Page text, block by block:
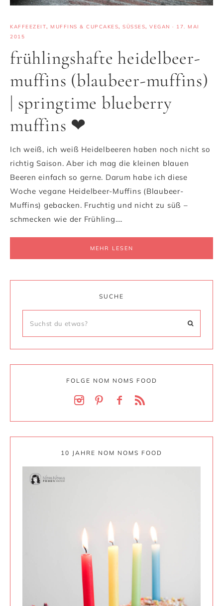
KAFFEEZEIT, MUFFINS & CUPCAKES, SÜSSES , VEGAN · 17. MAI
2015
frühlingshafte heidelbeer-
muffins (blaubeer-muffins)
| springtime blueberry
muffins ❤
Ich weiß, ich weiß Heidelbeeren haben noch nicht so
richtig Saison. Aber ich mag die kleinen blauen
Beeren einfach so gerne. Darum habe ich diese
Woche vegane Heidelbeer-Muffins (Blaubeer-
Muffins) gebacken. Fruchtig und nicht zu süß –
schmecken wie der Frühling….
MEHR LESEN
SUCHE
FOLGE NOM NOMS FOOD
10 JAHRE NOM NOMS FOOD